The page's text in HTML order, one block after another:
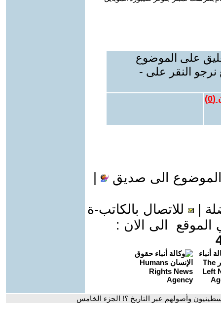
على الموضوع
نرجو النقر على -
(
0
)
الى صديق
للاتصال بالكاتب-ة
الى الان :
وأصولهم عبر التاريخ ؟! الجزء الخامس